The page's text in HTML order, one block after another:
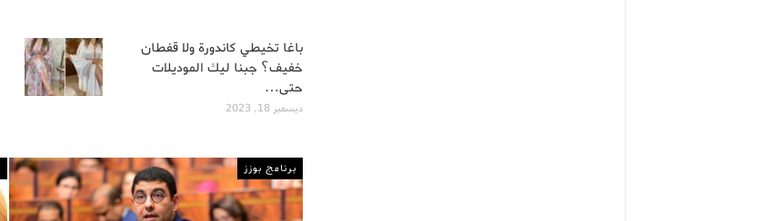
باغا تخيطي كاندورة ولا قفطان
خفيف؟ جبنا ليك الموديلات
حتى…
ديسمبر 18, 2023
برنامج بوزز